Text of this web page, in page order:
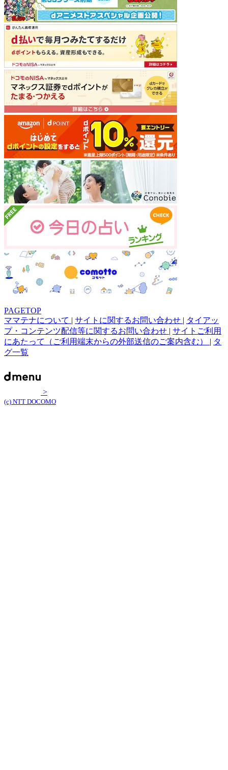
PAGETOP
ママテナについて | サイトに関するお問い合わせ | タイアッ
プ・コンテンツ配信等に関するお問い合わせ | サイトご利用
にあたって（ご利用端末からの外部送信のご案内含む） | タ
グ一覧
>
(c) NTT DOCOMO